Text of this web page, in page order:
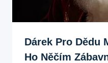
Dárek Pro Dědu
Ho Něčím